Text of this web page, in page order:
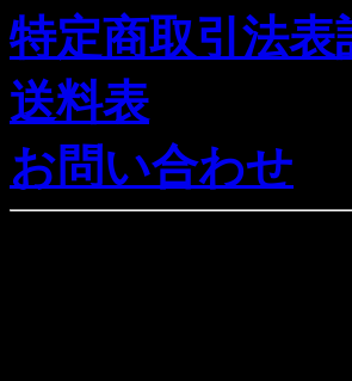
特定商取引法表
送料表
お問い合わせ